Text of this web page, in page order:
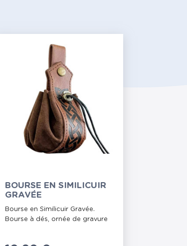
BOURSE EN SIMILICUIR
GRAVÉE
Bourse en Similicuir Gravée.
Bourse à dés, ornée de gravure